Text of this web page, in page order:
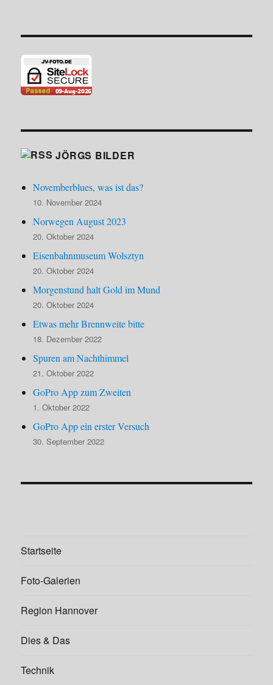
JÖRGS BILDER
Novemberblues, was ist das?
10. November 2024
Norwegen August 2023
20. Oktober 2024
Eisenbahnmuseum Wolsztyn
20. Oktober 2024
Morgenstund halt Gold im Mund
20. Oktober 2024
Etwas mehr Brennweite bitte
18. Dezember 2022
Spuren am Nachthimmel
21. Oktober 2022
GoPro App zum Zweiten
1. Oktober 2022
GoPro App ein erster Versuch
30. September 2022
Startseite
Foto-Galerien
Region Hannover
Dies & Das
Technik